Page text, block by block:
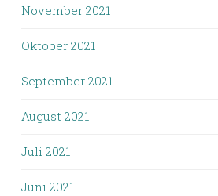
November 2021
Oktober 2021
September 2021
August 2021
Juli 2021
Juni 2021